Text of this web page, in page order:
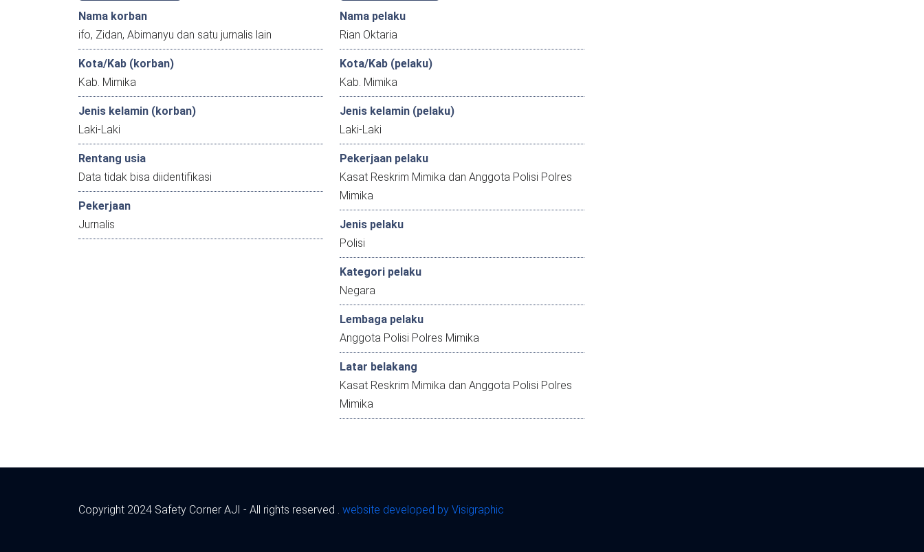
Nama korban
ifo, Zidan, Abimanyu dan satu jurnalis lain
Kota/Kab (korban)
Kab. Mimika
Jenis kelamin (korban)
Laki-Laki
Rentang usia
Data tidak bisa diidentifikasi
Pekerjaan
Jurnalis
Nama pelaku
Rian Oktaria
Kota/Kab (pelaku)
Kab. Mimika
Jenis kelamin (pelaku)
Laki-Laki
Pekerjaan pelaku
Kasat Reskrim Mimika dan Anggota Polisi Polres
Mimika
Jenis pelaku
Polisi
Kategori pelaku
Negara
Lembaga pelaku
Anggota Polisi Polres Mimika
Latar belakang
Kasat Reskrim Mimika dan Anggota Polisi Polres
Mimika
Copyright 2024 Safety Corner AJI - All rights reserved . website developed by Visigraphic